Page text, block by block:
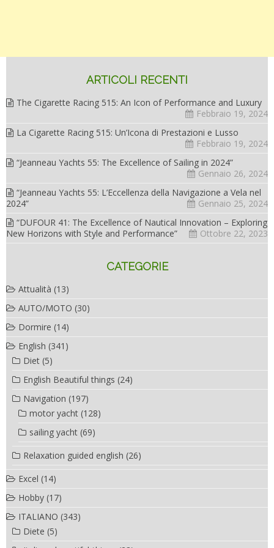
ARTICOLI RECENTI
The Cigarette Racing 515: An Icon of Performance and Luxury
Febbraio 19, 2024
La Cigarette Racing 515: Un’Icona di Prestazioni e Lusso
Febbraio 19, 2024
“Jeanneau Yachts 55: The Excellence of Sailing in 2024”
Gennaio 26, 2024
“Jeanneau Yachts 55: L’Eccellenza della Navigazione a Vela nel
2024”
Gennaio 25, 2024
“DUFOUR 41: The Excellence of Nautical Innovation – Exploring
New Horizons with Style and Performance”
Ottobre 22, 2023
CATEGORIE
Attualità (13)
AUTO/MOTO (30)
Dormire (14)
English (341)
Diet (5)
English Beautiful things (24)
Navigation (197)
motor yacht (128)
sailing yacht (69)
Relaxation guided english (26)
Excel (14)
Hobby (17)
ITALIANO (343)
Diete (5)